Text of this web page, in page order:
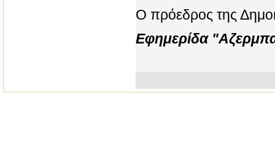
Ο πρόεδρος της
Εφημερίδα